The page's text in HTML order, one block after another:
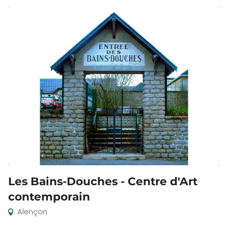
Les Bains-Douches - Centre d'Art
contemporain
Alençon